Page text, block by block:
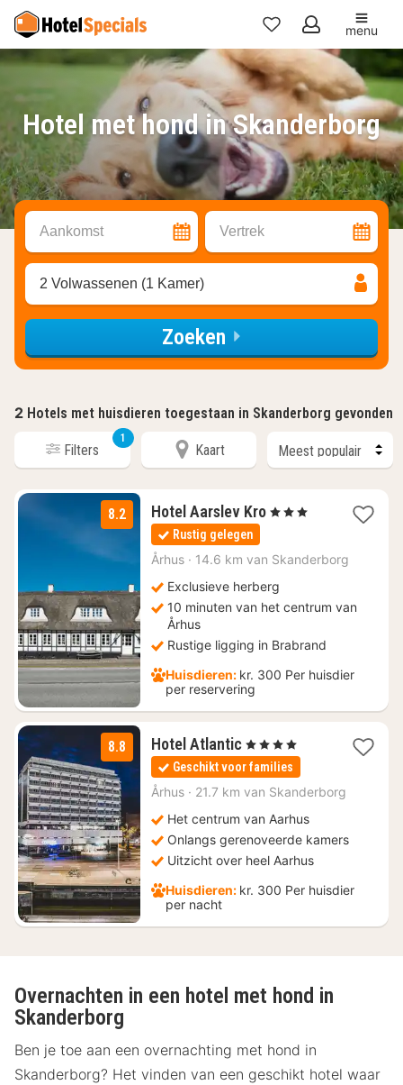
Mijn
favorieten
menu
Hotel met hond in Skanderborg
Aankomst Vertrek
2 Volwassenen (1 Kamer)
Zoeken
2 Hotels met huisdieren toegestaan in Skanderborg gevonden
Filters
1
Kaart
8.2 Hotel Aarslev Kro1
€
, 3 Sterren
Rustig gelegen
Århus · 14.6 km van Skanderborg
Exclusieve herberg
10 minuten van het centrum van
Århus
Rustige ligging in Brabrand
Huisdieren: kr. 300 Per huisdier
per reservering
8.8 Hotel Atlantic1
nacht
vanaf
€
, 4 Sterren
Geschikt voor families
Århus · 21.7 km van Skanderborg
Het centrum van Aarhus
Onlangs gerenoveerde kamers
Uitzicht over heel Aarhus
Huisdieren: kr. 300 Per huisdier
per nacht
Overnachten in een hotel met hond in
Skanderborg
Ben je toe aan een overnachting met hond in
Skanderborg? Het vinden van een geschikt hotel waar